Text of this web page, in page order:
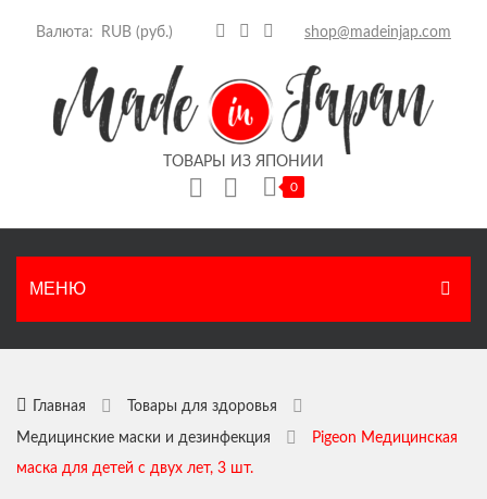
Валюта: shop@madeinjap.com
ТОВАРЫ ИЗ ЯПОНИИ
0
МЕНЮ
ГЛАВНАЯ
КАТАЛОГ
Японские продукты
Главная Товары для здоровья
Медицинские маски и дезинфекция
Pigeon Медицинская
маска для детей с двух лет, 3 шт.